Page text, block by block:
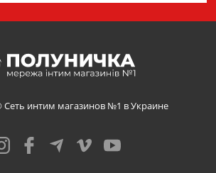
интим магазинов №1 в Украине